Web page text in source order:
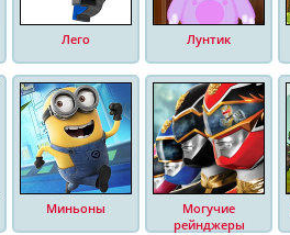
Лего Лунтик
Миньоны
Могучие
рейнджеры